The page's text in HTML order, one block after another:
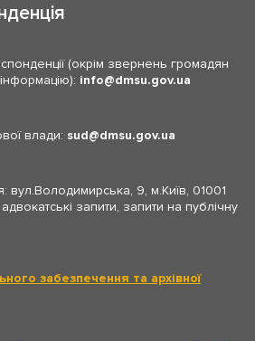
(окрім звернень громадян
info dmsu.gov.ua
влади: sud dmsu.gov.ua
вул.Володимирська, 9, м.Київ, 01001
запити, запити на публічну
забезпечення та архівної